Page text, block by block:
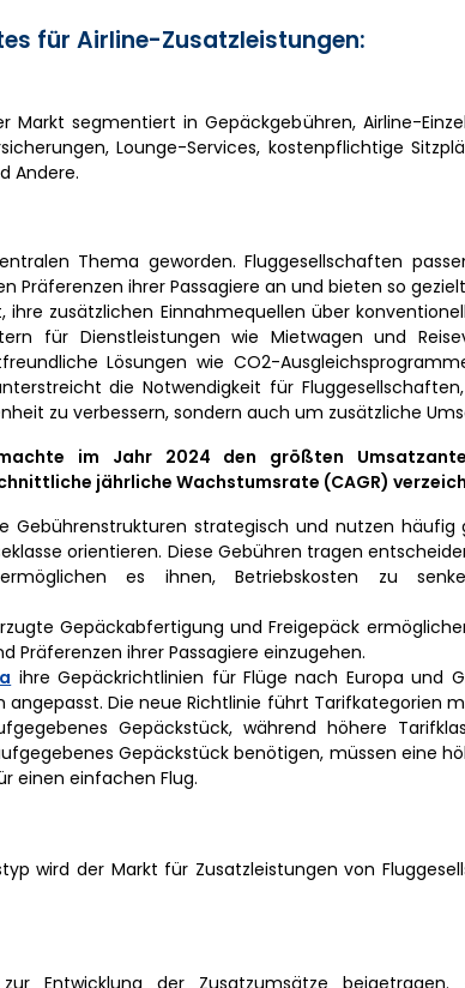
für Airline-Zusatzleistungen:
segmentiert in Gepäckgebühren, Airline-
Lounge-Services, kostenpflichtige
Andere.
Thema geworden. Fluggesellschaften
Präferenzen ihrer Passagiere an und bieten so
ihre zusätzlichen Einnahmequellen über
für Dienstleistungen wie Mietwagen und
Lösungen wie CO2-
die Notwendigkeit für
zu verbessern, sondern auch um zusätzliche
im Jahr 2024 den größten
jährliche Wachstumsrate (CAGR)
Gebührenstrukturen strategisch und nutzen
orientieren. Diese Gebühren tragen
es ihnen, Betriebskosten zu
Gepäckabfertigung und Freigepäck
Präferenzen ihrer Passagiere einzugehen.
ihre Gepäckrichtlinien für Flüge nach Europa und
Die neue Richtlinie führt Tarifkategorien
Gepäckstück, während höhere
Gepäckstück benötigen, müssen eine
einen einfachen Flug.
wird der Markt für Zusatzleistungen von